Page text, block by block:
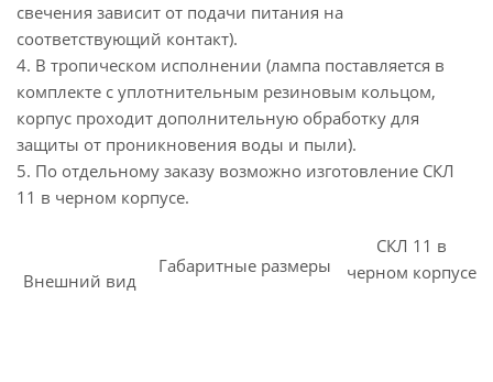
свечения зависит от подачи питания на
соответствующий контакт).
4. В тропическом исполнении (лампа поставляется в
комплекте с уплотнительным резиновым кольцом,
корпус проходит дополнительную обработку для
защиты от проникновения воды и пыли).
5. По отдельному заказу возможно изготовление СКЛ
11 в черном корпусе.
Внешний вид
Габаритные размеры
СКЛ 11 в
черном корпусе